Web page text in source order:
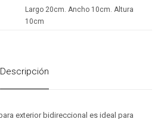
Largo 20cm. Ancho 10cm. Altura
10cm
Descripción
exterior bidireccional es ideal para